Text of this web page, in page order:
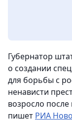
Губернатор
о создании
для борьбы с
ненависти
возросло
пишет РИА